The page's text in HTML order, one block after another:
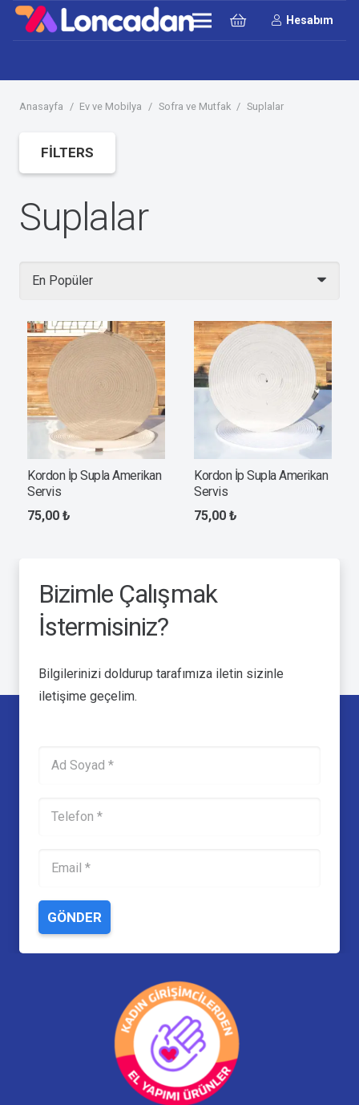
Hesabım
Anasayfa / Ev ve Mobilya / Sofra ve Mutfak / Suplalar
Suplalar
Kordon İp Supla Amerikan
Servis
75,00 ₺
Kordon İp Supla Amerikan
Servis
75,00 ₺
FILTERS
Bizimle Çalışmak
İstermisiniz?
Bilgilerinizi doldurup tarafımıza iletin sizinle
iletişime geçelim.
GÖNDER